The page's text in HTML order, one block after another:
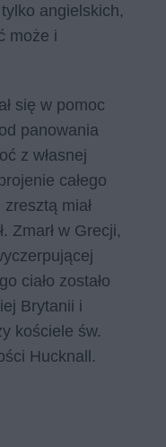
angielskich,
może i
się w pomoc
panowania
z własnej
całego
miał
Zmarł w Grecji,
ciało zostało
Brytanii i
kościele św.
Hucknall.